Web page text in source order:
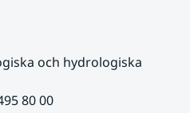
och hydrologiska
80 00